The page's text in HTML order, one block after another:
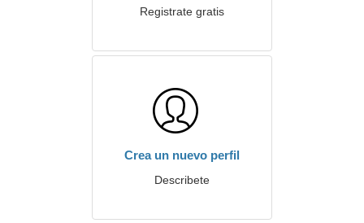
Registrate gratis
Crea un nuevo perfil
Describete